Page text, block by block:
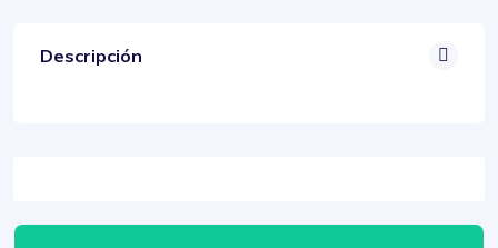
Descripción